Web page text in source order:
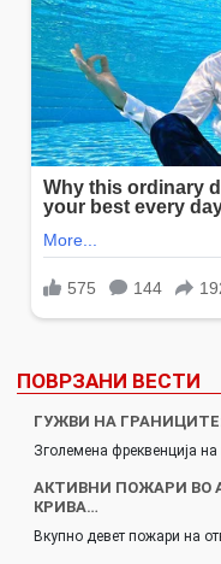
ПОВРЗАНИ ВЕСТИ
ГУЖВИ НА
Зголемена фреквенција
АКТИВНИ ПОЖАРИ ВО
КРИВА…
Вкупно девет пожари на